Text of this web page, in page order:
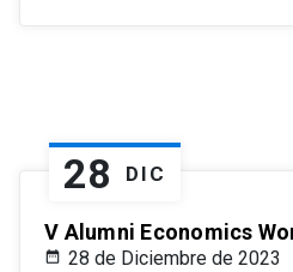
28 DIC
V Alumni Economics
28 de Diciembre de 2023